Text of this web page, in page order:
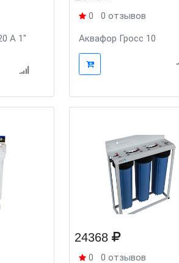
A 1"
0 0 отзывов
Аквафор Гросс 10
24368
0 0 отзывов